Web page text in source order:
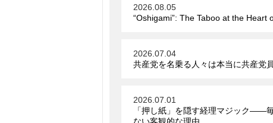
2026.08.05
“Oshigami”: The Taboo at the Heart
2026.07.04
共産党を名乗る人々は本当に共産党
2026.07.01
「押し紙」を隠す経理マジック――